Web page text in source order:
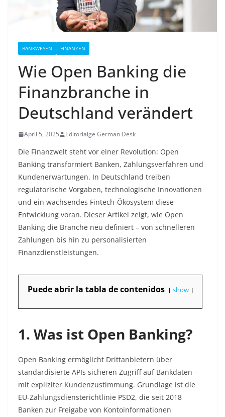
BANKWESEN FINANZEN
Wie Open Banking die
Finanzbranche in
Deutschland verändert
April 5, 2025 Editorialge German Desk
Die Finanzwelt steht vor einer Revolution: Open
Banking transformiert Banken, Zahlungsverfahren und
Kundenerwartungen. In Deutschland treiben
regulatorische Vorgaben, technologische Innovationen
und ein wachsendes Fintech-Ökosystem diese
Entwicklung voran. Dieser Artikel zeigt, wie Open
Banking die Branche neu definiert – von schnelleren
Zahlungen bis hin zu personalisierten
Finanzdienstleistungen.
Puede abrir la tabla de contenidos show
1. Was ist Open Banking?
Open Banking ermöglicht Drittanbietern über
standardisierte APIs sicheren Zugriff auf Bankdaten –
mit expliziter Kundenzustimmung. Grundlage ist die
EU-Zahlungsdiensterichtlinie PSD2, die seit 2018
Banken zur Freigabe von Kontoinformationen